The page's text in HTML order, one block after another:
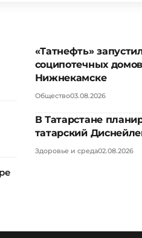
«Татнефть»
соципотечных
Нижнекамске
Общество03.08.2026
В Татарстане
татарский
Здоровье и среда02.08.2026